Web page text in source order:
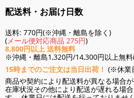
配送料・お届け日数
送料: 770円(※沖縄・離島を除く)
(メール便対応商品 275円)
8,800円以上 送料無料
※沖縄・離島1,320円/14,300円以上無料
15時までのご注文は当日出荷！ (※休業
商品や契約により配送料が異なる場合が
在庫状況その他により配送が遅れる場